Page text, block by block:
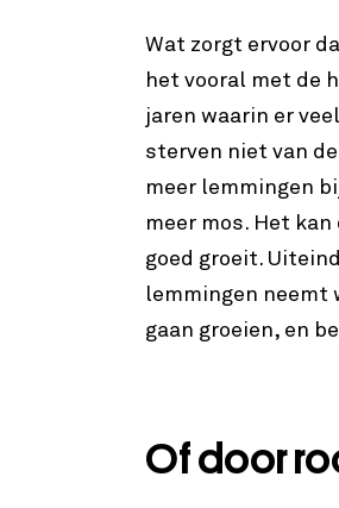
Wat zorgt ervoor
het vooral met de
jaren waarin er
sterven niet van
meer lemmingen
meer mos. Het
goed groeit.
lemmingen neemt
gaan groeien, en
Of door